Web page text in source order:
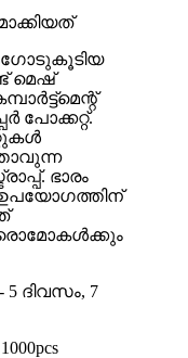
മെഷ്
പോക്കറ്റ്.
ഭാരം
ദിവസം, 7